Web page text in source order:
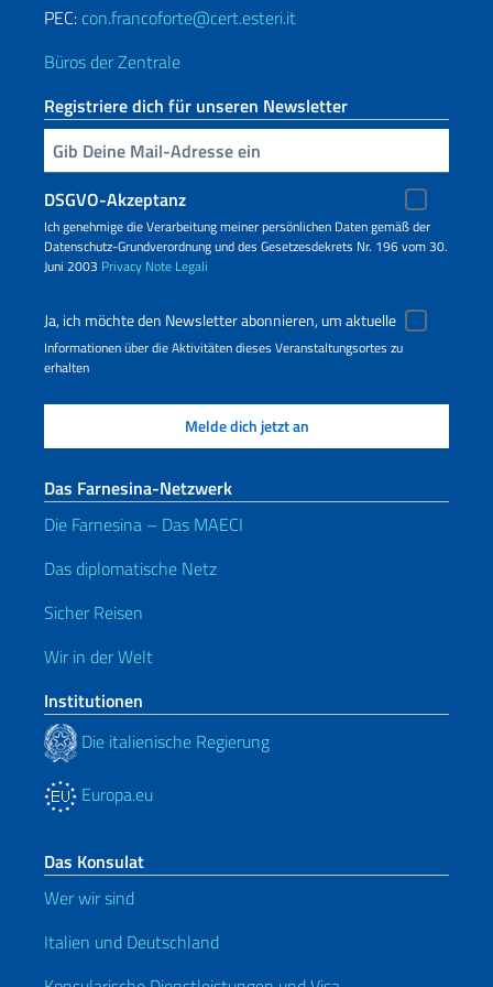
PEC: con.francoforte@cert.esteri.it
Büros der Zentrale
Registriere dich für unseren Newsletter
Geben Sie Ihre E-Mail ein
DSGVO-Akzeptanz
Ich genehmige die Verarbeitung meiner persönlichen Daten gemäß der
Datenschutz-Grundverordnung und des Gesetzesdekrets Nr. 196 vom 30.
Juni 2003 Privacy Note Legali
Ja, ich möchte den Newsletter abonnieren, um aktuelle
Informationen über die Aktivitäten dieses Veranstaltungsortes zu
erhalten
Das Farnesina-Netzwerk
Die Farnesina – Das MAECI
Das diplomatische Netz
Sicher Reisen
Wir in der Welt
Institutionen
Die italienische Regierung
Europa.eu
Das Konsulat
Wer wir sind
Italien und Deutschland